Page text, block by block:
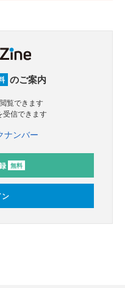
のご案内
覧できます
受信できます
ナンバー
無料
ン